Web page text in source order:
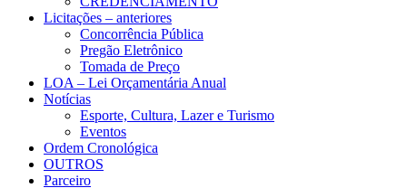
Licitações – anteriores
Concorrência Pública
Pregão Eletrônico
Tomada de Preço
LOA – Lei Orçamentária Anual
Notícias
Esporte, Cultura, Lazer e Turismo
Eventos
Ordem Cronológica
OUTROS
Parceiro